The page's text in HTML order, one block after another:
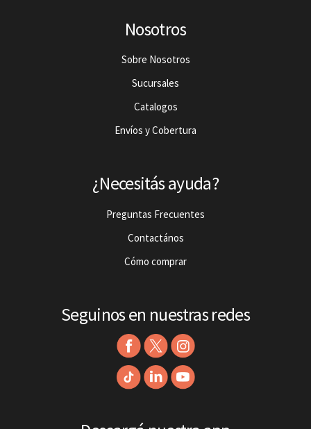
Nosotros
Sobre Nosotros
Sucursales
Catalogos
Envíos y Cobertura
¿Necesitás ayuda?
Preguntas Frecuentes
Contactános
Cómo comprar
Seguinos en nuestras redes